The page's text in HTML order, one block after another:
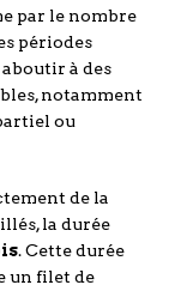
par le nombre
périodes
à des
notamment
ou
de la
la durée
. Cette durée
un filet de